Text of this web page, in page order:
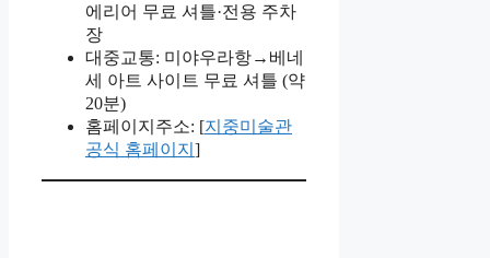
에리어 무료 셔틀·전용 주차
장
대중교통: 미야우라항→베네
세 아트 사이트 무료 셔틀 (약
20분)
홈페이지주소: [지중미술관
공식 홈페이지 ]